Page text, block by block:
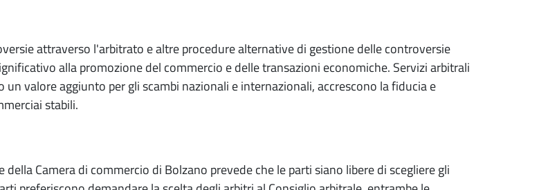
attraverso l'arbitrato e altre procedure alternative di gestione delle controversie
alla promozione del commercio e delle transazioni economiche. Servizi arbitrali
valore aggiunto per gli scambi nazionali e internazionali, accrescono la fiducia e
stabili.
della Camera di commercio di Bolzano prevede che le parti siano libere di scegliere gli